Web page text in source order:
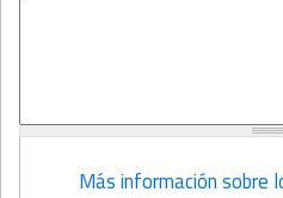
Más información